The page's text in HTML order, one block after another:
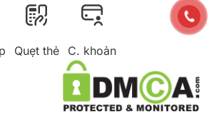
Quẹt thẻ C. khoản